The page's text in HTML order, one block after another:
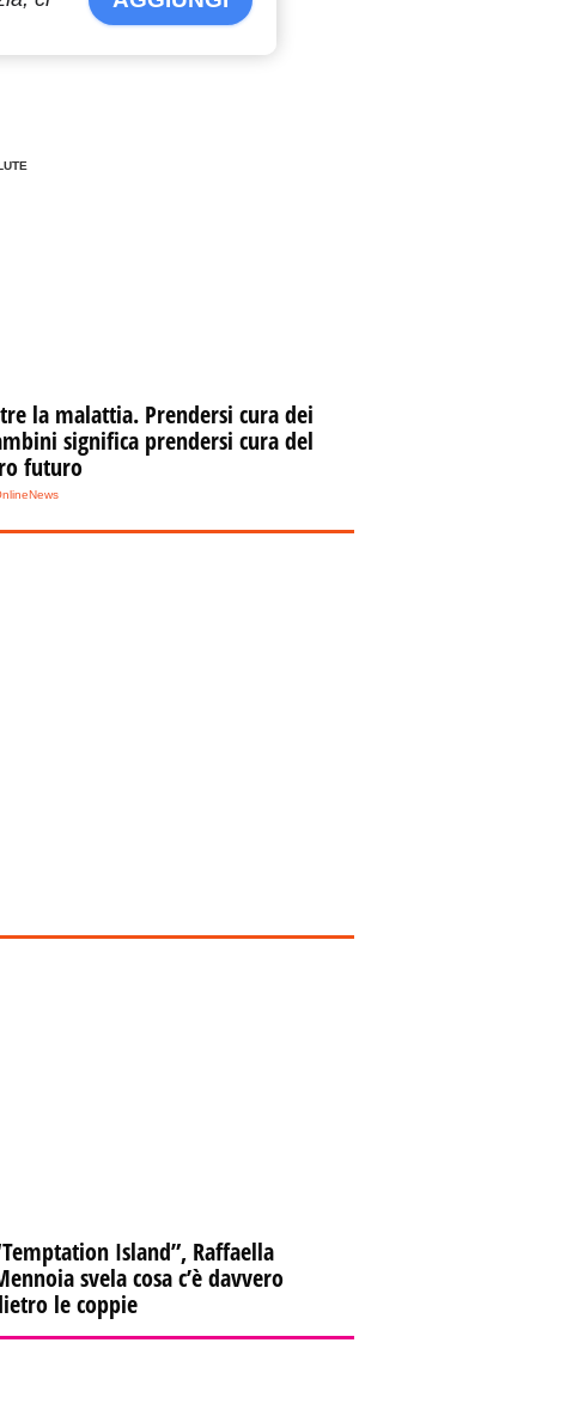
Riserva naturale dello
Zingaro, soccorsi due turisti
tedeschi
la malattia. Prendersi cura dei
significa prendersi cura del
futuro
Island”, Raffaella
svela cosa c’è davvero
le coppie